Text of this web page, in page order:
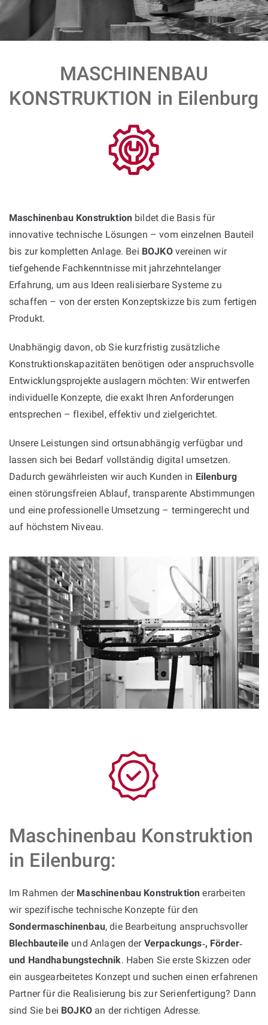
MASCHINENBAU
KONSTRUKTION in Eilenburg
Maschinenbau Konstruktion bildet die Basis für
innovative technische Lösungen – vom einzelnen Bauteil
bis zur kompletten Anlage. Bei BOJKOvereinen wir
tiefgehende Fachkenntnisse mit jahrzehntelanger
Erfahrung, um aus Ideen realisierbare Systeme zu
schaffen – von der ersten Konzeptskizze bis zum fertigen
Produkt.
Unabhängig davon, ob Sie kurzfristig zusätzliche
Konstruktionskapazitäten benötigen oder anspruchsvolle
Entwicklungsprojekte auslagern möchten: Wir entwerfen
individuelle Konzepte, die exakt Ihren Anforderungen
entsprechen – flexibel, effektiv und zielgerichtet.
Unsere Leistungen sind ortsunabhängig verfügbar und
lassen sich bei Bedarf vollständig digital umsetzen.
Dadurch gewährleisten wir auch Kunden in Eilenburg
einen störungsfreien Ablauf, transparente Abstimmungen
und eine professionelle Umsetzung – termingerecht und
auf höchstem Niveau.
Maschinenbau Konstruktion
in Eilenburg:
Im Rahmen der Maschinenbau Konstruktion erarbeiten
wir spezifische technische Konzepte für den
Sondermaschinenbau, die Bearbeitung anspruchsvoller
Blechbauteile und Anlagen der Verpackungs‑, Förder‑
und Handhabungstechnik. Haben Sie erste Skizzen oder
ein ausgearbeitetes Konzept und suchen einen erfahrenen
Partner für die Realisierung bis zur Serienfertigung? Dann
sind Sie bei BOJKOan der richtigen Adresse.